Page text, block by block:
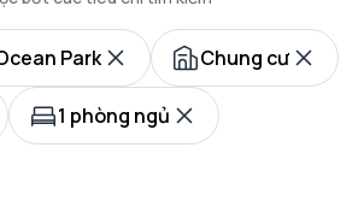
Park Chung cư
1 phòng ngủ